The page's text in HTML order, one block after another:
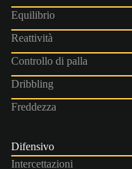
Equilibrio
Reattività
Controllo di palla
Dribbling
Freddezza
Difensivo
Intercettazioni